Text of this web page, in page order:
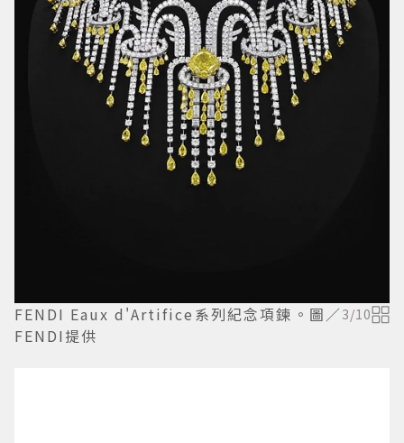
FENDI Eaux d'Artifice系列紀念項鍊。圖／
FENDI提供
3/10